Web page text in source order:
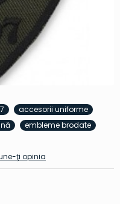
accesorii uniforme
embleme brodate
ţi opinia